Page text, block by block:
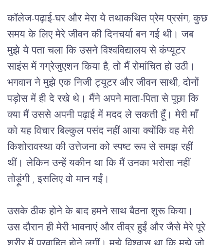
कॉलेज-पढ़ाई-घर और मेरा ये तथाकथित प्रेम प्रसंग, कुछ
समय के लिए मेरे जीवन की दिनचर्या बन गई थी। जब
मुझे ये पता चला कि उसने विश्वविद्यालय से कंप्यूटर
साइंस में गग्रेजुएशन किया है, तो मैं रोमांचित हो उठी।
भगवान ने मुझे एक निजी ट्यूटर और जीवन साथी, दोनों
पड़ोस में ही दे रखे थे। मैंने अपने माता-पिता से पूछा कि
क्या मैं उससे अपनी पढ़ाई में मदद ले सकती हूँ। मेरी माँ
को यह विचार बिल्कुल पसंद नहीं आया क्योंकि वह मेरी
किशोरावस्था की उत्तेजना को स्पष्ट रूप से समझ रहीं
थीं। लेकिन उन्हें यकीन था कि मैं उनका भरोसा नहीं
तोड़ूंगी , इसलिए वो मान गईं।
उसके ठीक होने के बाद हमने साथ बैठना शुरू किया।
उस दौरान ही मेरी भावनाएं और तीव्र हुईं और जैसे मेरे पूरे